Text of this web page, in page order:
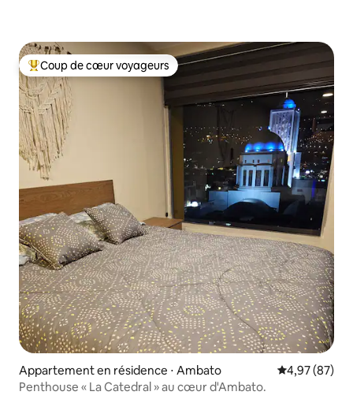
Coups de cœur voyageurs les plus appréciés
Coup de cœur voyageurs
Appartement en résidence ⋅ Ambato Évaluation
4,97 (87)
Penthouse « La Catedral » au cœur d'Ambato.